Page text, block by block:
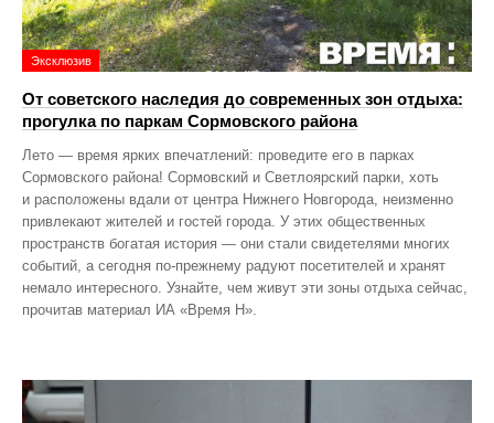
Эксклюзив
От советского наследия до современных зон отдыха:
прогулка по паркам Сормовского района
Лето — время ярких впечатлений: проведите его в парках
Сормовского района! Сормовский и Светлоярский парки, хоть
и расположены вдали от центра Нижнего Новгорода, неизменно
привлекают жителей и гостей города. У этих общественных
пространств богатая история — они стали свидетелями многих
событий, а сегодня по‑прежнему радуют посетителей и хранят
немало интересного. Узнайте, чем живут эти зоны отдыха сейчас,
прочитав материал ИА «Время Н».